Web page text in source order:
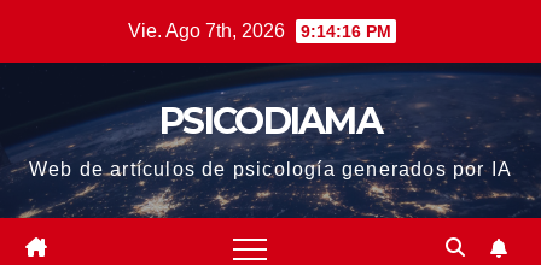
Vie. Ago 7th, 2026 9:14:17 PM
PSICODIAMA
Web de artículos de psicología generados por IA